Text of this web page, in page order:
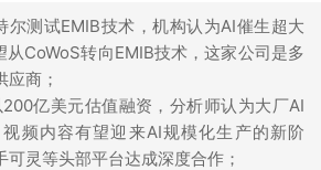
测试EMIB技术，机构认为AI催生超大
CoWoS转向EMIB技术，这家公司是多
商；
亿美元估值融资，分析师认为大厂AI
频内容有望迎来AI规模化生产的新阶
灵等头部平台达成深度合作；